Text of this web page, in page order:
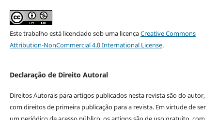
Este trabalho está licenciado sob uma licençaCreative Commons
Attribution-NonCommercial 4.0 International License.
Declaração de Direito Autoral
Direitos Autorais para artigos publicados nesta revista são do autor,
com direitos de primeira publicação para a revista. Em virtude de ser